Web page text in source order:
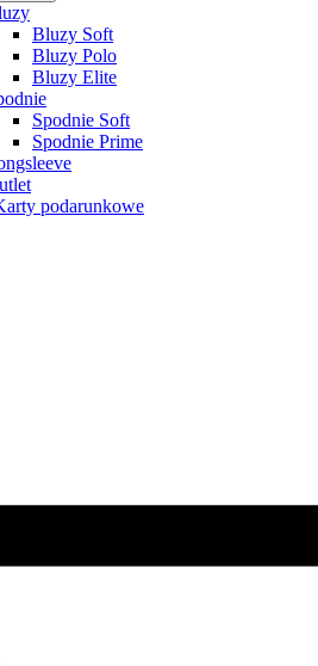
Bluzy Soft
Bluzy Polo
Bluzy Elite
Spodnie Soft
Spodnie Prime
podarunkowe